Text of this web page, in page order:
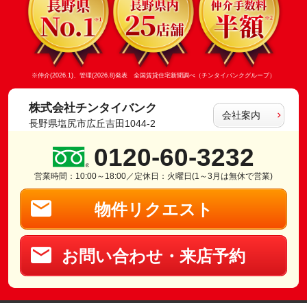
※仲介(2026.1)、管理(2026.8)発表 全国賃貸住宅新聞調べ（チンタイバンクグループ）
株式会社チンタイバンク
長野県塩尻市広丘吉田1044-2
会社案内
0120-60-3232
営業時間：10:00～18:00／定休日：火曜日(1～3月は無休で営業)
物件リクエスト
お問い合わせ・来店予約